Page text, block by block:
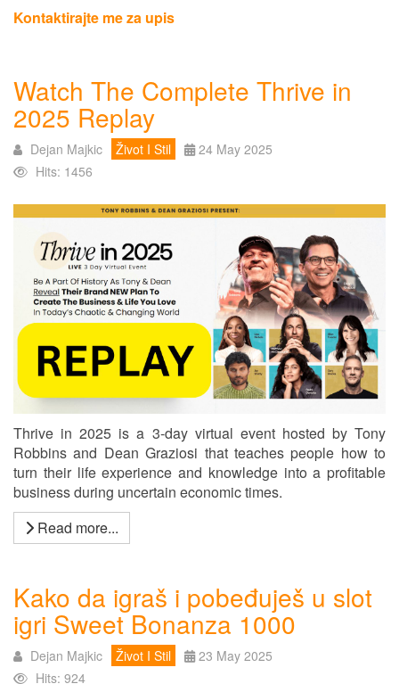
Kontaktirajte me za upis
Watch The Complete Thrive in
2025 Replay
Dejan Majkic Život I Stil
24 May 2025
Hits: 1456
Thrive in 2025 is a 3-day virtual event hosted by Tony
Robbins and Dean Graziosi that teaches people how to
turn their life experience and knowledge into a profitable
business during uncertain economic times.
Read more...
Kako da igraš i pobeđuješ u slot
igri Sweet Bonanza 1000
Dejan Majkic Život I Stil
23 May 2025
Hits: 924